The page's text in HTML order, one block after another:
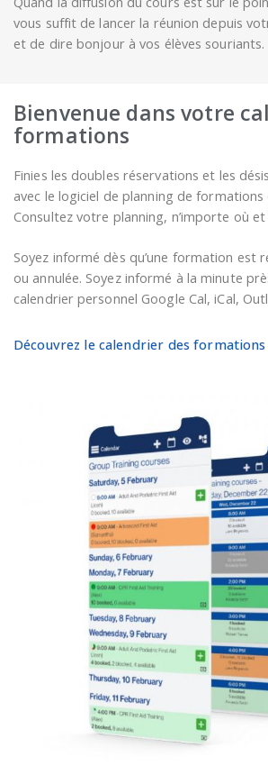
vous suffit de lancer la réunion depuis
et de dire bonjour à vos élèves souriants.
Bienvenue dans votre
formations
Finies les doubles réservations et les
avec le logiciel de planning de formations
Consultez votre planning, n’importe où
Soyez informé dès qu’une formation est
ou annulée. Soyez informé à la minute
calendrier personnel Google Cal, iCal,
Découvrez le calendrier des